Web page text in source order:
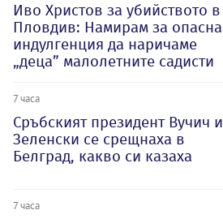
Иво Христов за убийството в
Пловдив: Намирам за опасна
индулгенция да наричаме
„деца” малолетните садисти
7 часа
Сръбският президент Вучич и
Зеленски се срещнаха в
Белград, какво си казаха
7 часа